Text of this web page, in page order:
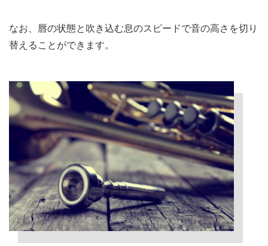
なお、唇の状態と吹き込む息のスピードで音の高さを切り
替えることができます。